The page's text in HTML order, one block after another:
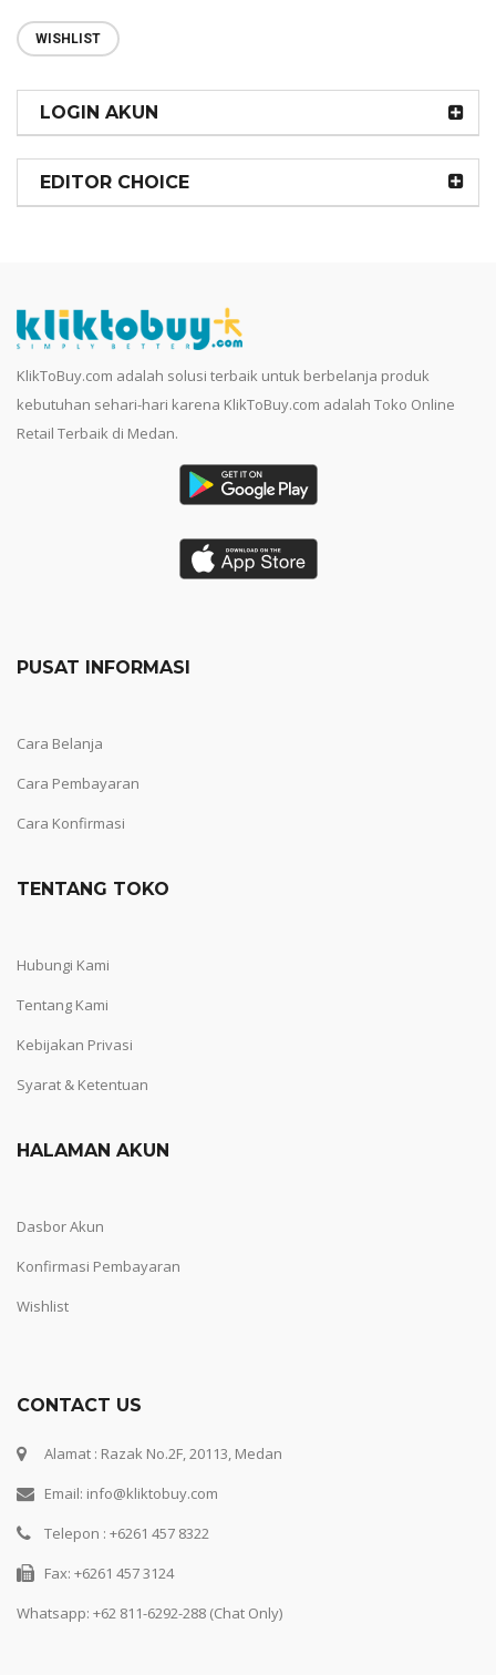
WISHLIST
LOGIN AKUN
EDITOR CHOICE
KlikToBuy.com adalah solusi terbaik untuk berbelanja produk
kebutuhan sehari-hari karena KlikToBuy.com adalah Toko Online
Retail Terbaik di Medan.
PUSAT INFORMASI
Cara Belanja
Cara Pembayaran
Cara Konfirmasi
TENTANG TOKO
Hubungi Kami
Tentang Kami
Kebijakan Privasi
Syarat & Ketentuan
HALAMAN AKUN
Dasbor Akun
Konfirmasi Pembayaran
Wishlist
CONTACT US
Alamat : Razak No.2F, 20113, Medan
Email: info@kliktobuy.com
Telepon : +6261 457 8322
Fax: +6261 457 3124
Whatsapp: +62 811-6292-288 (Chat Only)